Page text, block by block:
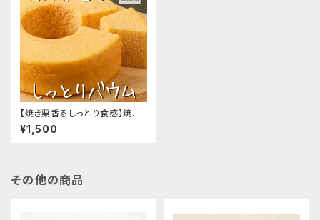
【焼き栗香るしっとり食感】焼き
栗バウムクーヘン
¥1,500
その他の商品